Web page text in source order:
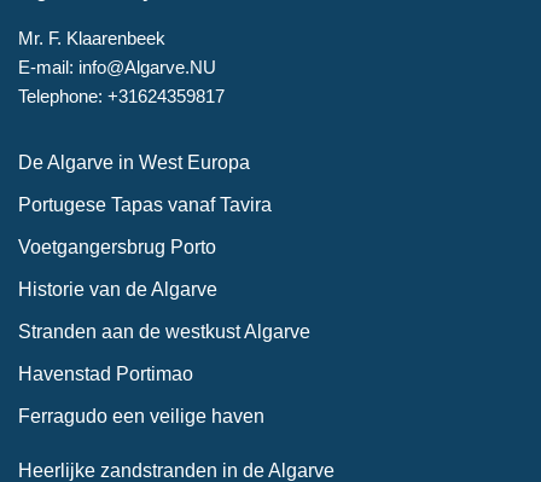
Mr. F. Klaarenbeek
E-mail: info@Algarve.NU
Telephone: +31624359817
De Algarve in West Europa
Portugese Tapas vanaf Tavira
Voetgangersbrug Porto
Historie van de Algarve
Stranden aan de westkust Algarve
Havenstad Portimao
Ferragudo een veilige haven
Heerlijke zandstranden in de Algarve